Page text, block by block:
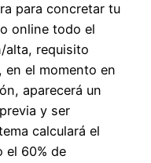
para concretar tu
online todo el
alta, requisito
en el momento en
aparecerá un
y ser
calculará el
el 60% de